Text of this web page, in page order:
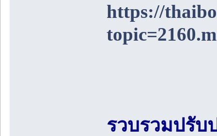
https://
รวบรวมปรับ